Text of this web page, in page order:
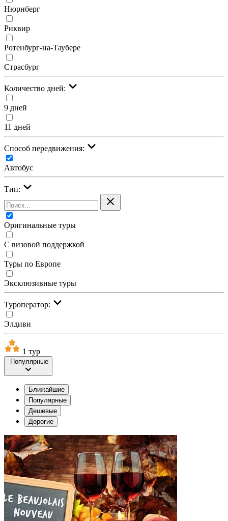
Нюрнберг
Риквир
Ротенбург-на-Таубере
Страсбург
Количество дней:
9 дней
11 дней
Cпособ передвижения:
Автобус
Тип:
Оригинальные туры
С визовой поддержкой
Туры по Европе
Эксклюзивные туры
Туроператор:
Элдиви
1 тур
Популярные
Ближайшие
Популярные
Дешевые
Дорогие